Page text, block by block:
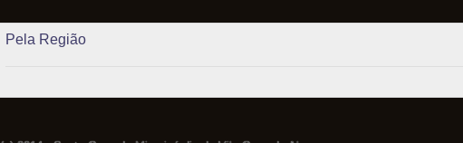
Pela Região